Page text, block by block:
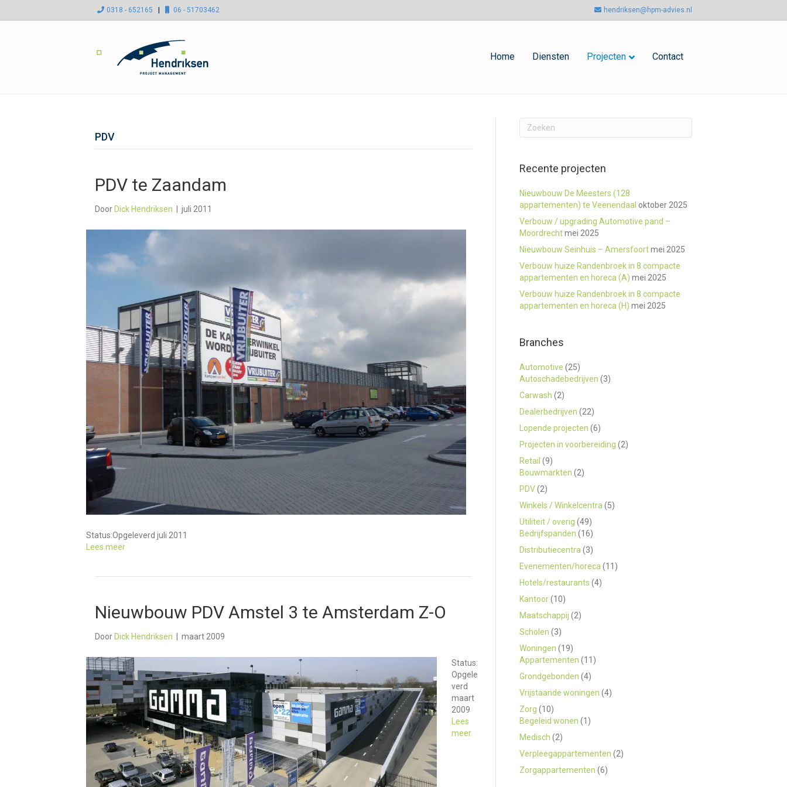
0318 - 652165 06 - 51703462 hendriksen@hpm-advies.nl
Home Diensten Projecten Contact
PDV
PDV te Zaandam
Door Dick Hendriksen juli 2011
Status:Opgeleverd juli 2011
Lees meer
Nieuwbouw PDV Amstel 3 te Amsterdam Z-O
Door Dick Hendriksen maart 2009
Status:
Opgele
verd
maart
2009
Lees
meer
Recente projecten
Nieuwbouw De Meesters (128
appartementen) te Veenendaal oktober 2025
Verbouw / upgrading Automotive pand –
Moordrechtmei 2025
Nieuwbouw Seinhuis – Amersfoortmei 2025
Verbouw huize Randenbroek in 8 compacte
appartementen en horeca (A) mei 2025
Verbouw huize Randenbroek in 8 compacte
appartementen en horeca (H) mei 2025
Branches
Automotive (25)
Autoschadebedrijven (3)
Carwash (2)
Dealerbedrijven (22)
Lopende projecten (6)
Projecten in voorbereiding (2)
Retail (9)
Bouwmarkten (2)
PDV(2)
Winkels / Winkelcentra (5)
Utiliteit / overig (49)
Bedrijfspanden (16)
Distributiecentra (3)
Evenementen/horeca (11)
Hotels/restaurants (4)
Kantoor(10)
Maatschappij (2)
Scholen (3)
Woningen (19)
Appartementen (11)
Grondgebonden (4)
Vrijstaande woningen (4)
Zorg (10)
Begeleid wonen (1)
Medisch (2)
Verpleegappartementen (2)
Zorgappartementen (6)